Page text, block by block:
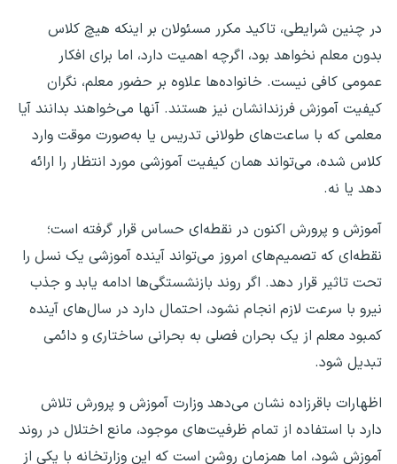
در چنین شرایطی، تاکید مکرر مسئولان بر اینکه هیچ کلاس
بدون معلم نخواهد بود، اگرچه اهمیت دارد، اما برای افکار
عمومی کافی نیست. خانواده‌ها علاوه بر حضور معلم، نگران
کیفیت آموزش فرزندانشان نیز هستند. آنها می‌خواهند بدانند آیا
معلمی که با ساعت‌های طولانی تدریس یا به‌صورت موقت وارد
کلاس شده، می‌تواند همان کیفیت آموزشی مورد انتظار را ارائه
دهد یا نه.
آموزش و پرورش اکنون در نقطه‌ای حساس قرار گرفته است؛
نقطه‌ای که تصمیم‌های امروز می‌تواند آینده آموزشی یک نسل را
تحت تاثیر قرار دهد. اگر روند بازنشستگی‌ها ادامه یابد و جذب
نیرو با سرعت لازم انجام نشود، احتمال دارد در سال‌های آینده
کمبود معلم از یک بحران فصلی به بحرانی ساختاری و دائمی
تبدیل شود.
اظهارات باقرزاده نشان می‌دهد وزارت آموزش و پرورش تلاش
دارد با استفاده از تمام ظرفیت‌های موجود، مانع اختلال در روند
آموزش شود، اما همزمان روشن است که این وزارتخانه با یکی از